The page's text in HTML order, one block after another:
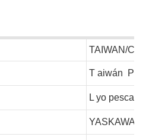
TAIWAN/
T aiwán
L yo
YASKAWA